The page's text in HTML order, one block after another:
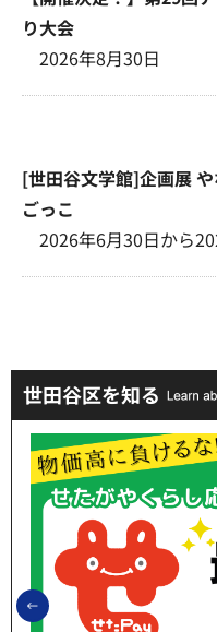
り大会
2026年8月30日
[世田谷文学館]企画展
ごっこ
2026年6月30日から
世田谷区を知る
前のスライドを表示